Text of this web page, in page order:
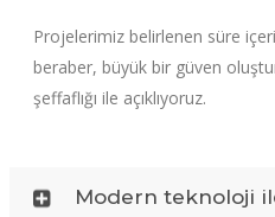
Projelerimiz belirlenen süre
beraber, büyük bir güven
şeffaflığı ile açıklıyoruz.
Modern teknoloji